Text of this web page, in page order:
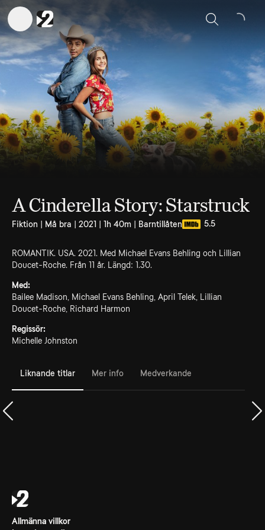
Sök
A Cinderella Story: Starstruck
Fiktion | Må bra | 2021 | 1h 40m | Barntillåten 5.5
ROMANTIK. USA. 2021. Med Michael Evans Behling och Lillian
Doucet-Roche. Från 11 år. Längd: 1.30.
Med:
Bailee Madison, Michael Evans Behling, April Telek, Lillian
Doucet-Roche, Richard Harmon
Regissör:
Michelle Johnston
Liknande titlar Mer info Medverkande
Allmänna villkor